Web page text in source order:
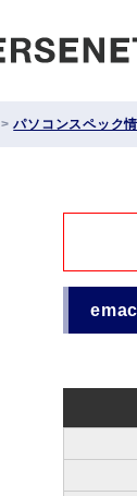
>パソコンスペック